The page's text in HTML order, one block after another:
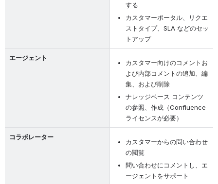
する
カスタマーポータル、リクエ
ストタイプ、SLA などのセッ
トアップ
エージェント
カスタマー向けのコメントお
よび内部コメントの追加、編
集、および削除
ナレッジベース コンテンツ
の参照、作成（Confluence
ライセンスが必要）
コラボレーター
カスタマーからの問い合わせ
の閲覧
問い合わせにコメントし、エ
ージェントをサポート